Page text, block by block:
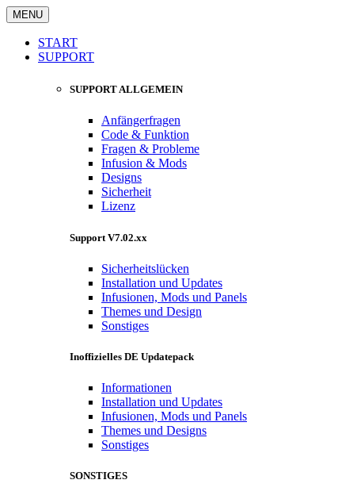
MENU
START
SUPPORT
SUPPORT ALLGEMEIN
Anfängerfragen
Code & Funktion
Fragen & Probleme
Infusion & Mods
Designs
Sicherheit
Lizenz
Support V7.02.xx
Sicherheitslücken
Installation und Updates
Infusionen, Mods und Panels
Themes und Design
Sonstiges
Inoffizielles DE Updatepack
Informationen
Installation und Updates
Infusionen, Mods und Panels
Themes und Designs
Sonstiges
SONSTIGES